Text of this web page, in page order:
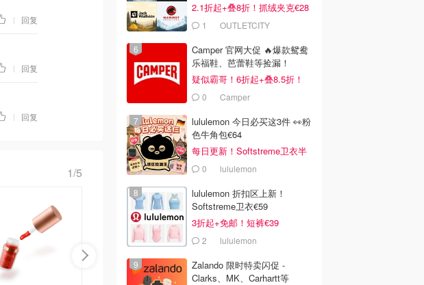
| 回复
| 回复
| 回复
1/5
2.1折起+叠8折！抓绒夹克€28
1
OUTLETCITY
Camper 官网大促 🔥爆款鸳鸯
乐福鞋、芭蕾鞋等捡漏！
疑似霸哥！6折起+叠8.5折！
0 Camper
lululemon 今日必买这3件 👀粉
色牛角包€64
每日更新！Softstreme卫衣半
价 0 lululemon
lululemon 折扣区上新！
Softstreme卫衣€59
3折起+免邮！短裤€39
2 lululemon
Zalando 限时特卖闪促 -
Clarks、MK、Carhartt等